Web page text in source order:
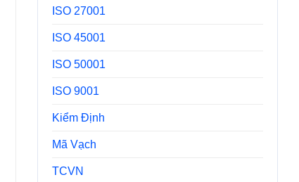
ISO 27001
ISO 45001
ISO 50001
ISO 9001
Kiểm Định
Mã Vạch
TCVN